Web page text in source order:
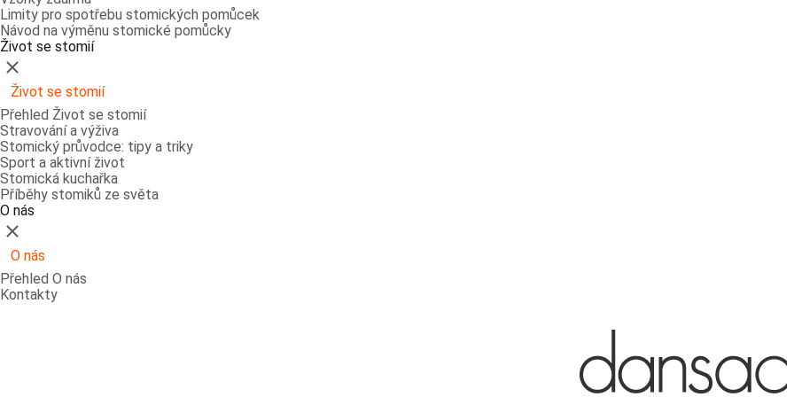
Limity pro spotřebu stomických pomůcek
Návod na výměnu stomické pomůcky
Život se stomií
Zavřít
Život se stomií
Přehled Život se stomií
Stravování a výživa
Stomický průvodce: tipy a triky
Sport a aktivní život
Stomická kuchařka
Příběhy stomiků ze světa
O nás
Zavřít
O nás
Přehled O nás
Kontakty